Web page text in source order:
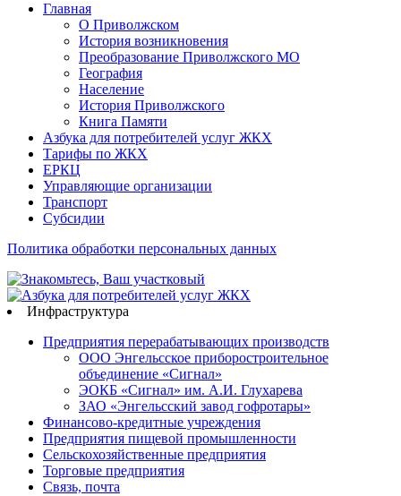
Главная
О Приволжском
История возникновения
Преобразование Приволжского МО
География
Население
История Приволжского
Книга Памяти
Азбука для потребителей услуг ЖКХ
Тарифы по ЖКХ
ЕРКЦ
Управляющие организации
Транспорт
Субсидии
Политика обработки персональных данных
Инфраструктура
Предприятия перерабатывающих производств
ООО Энгельсское приборостроительное
объединение «Сигнал»
ЭОКБ «Сигнал» им. А.И. Глухарева
ЗАО «Энгельсский завод гофротары»
Финансово-кредитные учреждения
Предприятия пищевой промышленности
Сельскохозяйственные предприятия
Торговые предприятия
Связь, почта